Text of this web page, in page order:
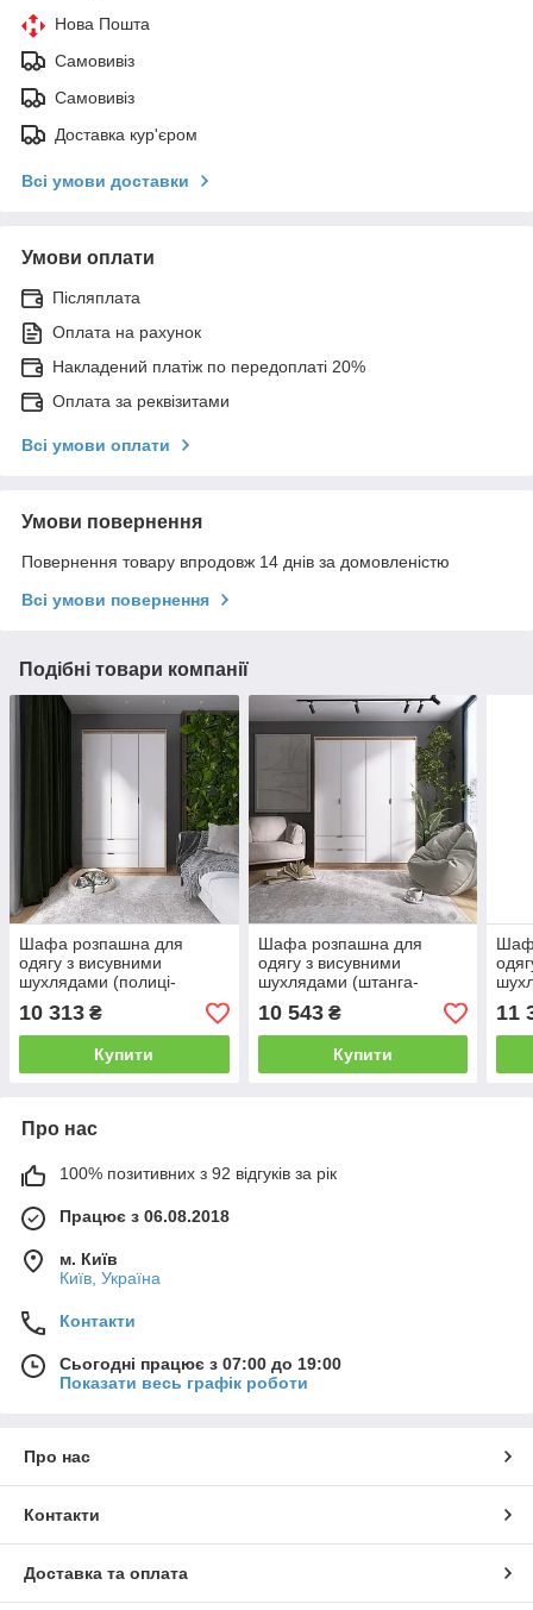
Нова Пошта
Самовивіз
Самовивіз
Доставка кур'єром
Всі умови доставки
Умови оплати
Післяплата
Оплата на рахунок
Накладений платіж по передоплаті 20%
Оплата за реквізитами
Всі умови оплати
Умови повернення
Повернення товару впродовж 14 днів за домовленістю
Всі умови повернення
Подібні товари компанії
Шафа розпашна для
одягу з висувними
шухлядами (полиці-
полиці) Еверест Сіті-1200
120,2х50х204,6 см Дуб
сонома/Білий (DTM-
10 313 ₴
Купити
Шафа розпашна для
одягу з висувними
шухлядами (штанга-
штанга) Еверест Сіті-1600
160,2х50х204,6 см Дуб
сонома/Білий (DTM-
10 543₴
Купити
11
Про нас
100% позитивних з 92 відгуків за рік
Працює з 06.08.2018
м. Київ
Київ, Україна
Контакти
Сьогодні працює з 07:00 до 19:00
Показати весь графік роботи
Про нас
Контакти
Доставка та оплата